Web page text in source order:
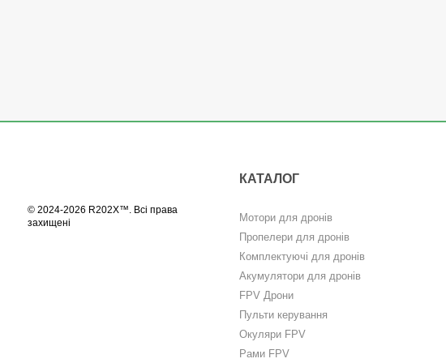
© 2024-2026 R202X™. Всі права
захищені
КАТАЛОГ
Мотори для дронів
Пропелери для дронів
Комплектуючі для дронів
Акумулятори для дронів
FPV Дрони
Пульти керування
Окуляри FPV
Рами FPV